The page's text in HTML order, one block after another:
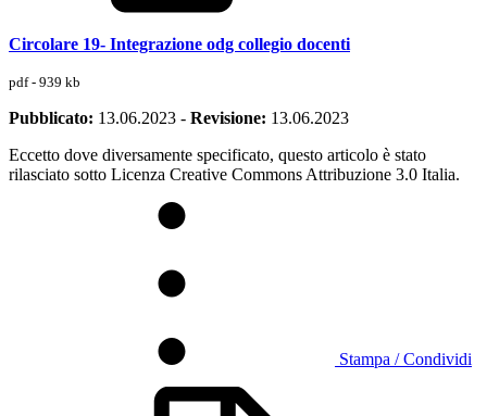
Circolare 19- Integrazione odg collegio docenti
pdf - 939 kb
Pubblicato: 13.06.2023 - Revisione: 13.06.2023
Eccetto dove diversamente specificato, questo articolo è stato
rilasciato sotto Licenza Creative Commons Attribuzione 3.0 Italia.
Stampa / Condividi